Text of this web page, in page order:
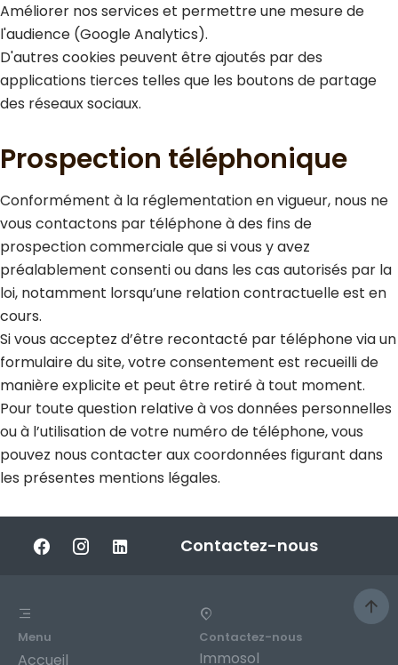
Améliorer nos services et permettre une mesure de
l'audience (Google Analytics).
D'autres cookies peuvent être ajoutés par des
applications tierces telles que les boutons de partage
des réseaux sociaux.
Prospection téléphonique
Conformément à la réglementation en vigueur, nous ne
vous contactons par téléphone à des fins de
prospection commerciale que si vous y avez
préalablement consenti ou dans les cas autorisés par la
loi, notamment lorsqu’une relation contractuelle est en
cours.
Si vous acceptez d’être recontacté par téléphone via un
formulaire du site, votre consentement est recueilli de
manière explicite et peut être retiré à tout moment.
Pour toute question relative à vos données personnelles
ou à l’utilisation de votre numéro de téléphone, vous
pouvez nous contacter aux coordonnées figurant dans
les présentes mentions légales.
Contactez-nous
Menu
Accueil
Contactez-nous
Immosol